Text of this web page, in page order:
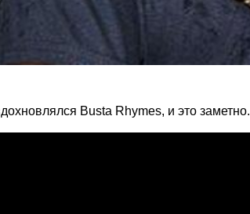
Busta Rhymes, и это заметно.